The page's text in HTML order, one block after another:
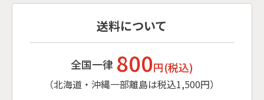
送料について
全国一律 800円(税込)
（北海道・沖縄一部離島は税込1,500円）